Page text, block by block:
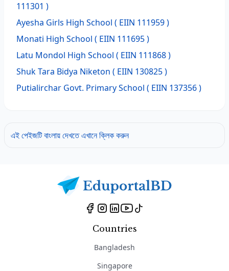
111301 )
Ayesha Girls High School ( EIIN 111959 )
Monati High School ( EIIN 111695 )
Latu Mondol High School ( EIIN 111868 )
Shuk Tara Bidya Niketon ( EIIN 130825 )
Putialirchar Govt. Primary School ( EIIN 137356 )
এই পেইজটি বাংলায় দেখতে এখানে ক্লিক করুন
Countries
Bangladesh
Singapore